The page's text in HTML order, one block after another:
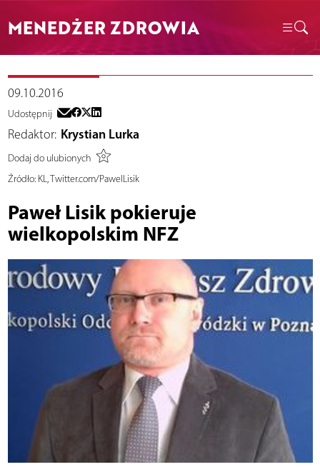
MENEDŻER ZDROWIA
09.10.2016
Udostępnij
Redaktor: Krystian Lurka
Dodaj do ulubionych
Źródło:KL, Twitter.com/PawelLisik
Paweł Lisik pokieruje
wielkopolskim NFZ